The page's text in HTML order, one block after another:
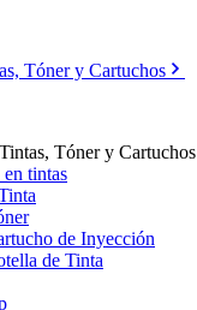
Tóner y Cartuchos
Tintas, Tóner y Cartuchos
tintas
de Inyección
de Tinta